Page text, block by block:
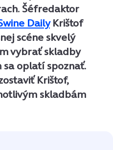
Šéfredaktor
DailyKrištof
scéne skvelý
vybrať skladby
oplatí spoznať.
Krištof,
skladbám